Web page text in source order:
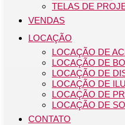
TELAS DE
VENDAS
LOCAÇÃO
LOCAÇÃO DE
LOCAÇÃO DE
LOCAÇÃO DE
LOCAÇÃO DE
LOCAÇÃO DE
LOCAÇÃO DE
CONTATO